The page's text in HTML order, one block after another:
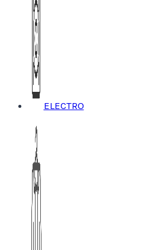
ELECTRO